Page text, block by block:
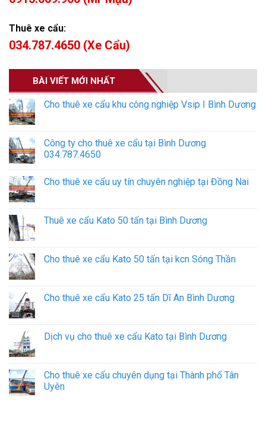
Thuê xe cẩu:
034.787.4650 (Xe Cẩu)
BÀI VIẾT MỚI NHẤT
Cho thuê xe cẩu khu công nghiệp Vsip I Bình Dương
Công ty cho thuê xe cẩu tại Bình Dương
034.787.4650
Cho thuê xe cẩu uy tín chuyên nghiệp tại Đồng Nai
Thuê xe cẩu Kato 50 tấn tại Bình Dương
Cho thuê xe cẩu Kato 50 tấn tại kcn Sóng Thần
Cho thuê xe cẩu Kato 25 tấn Dĩ An Bình Dương
Dịch vụ cho thuê xe cẩu Kato tại Bình Dương
Cho thuê xe cẩu chuyên dụng tại Thành phố Tân
Uyên